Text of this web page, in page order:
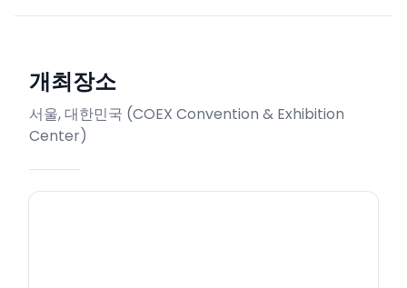
개최장소
서울, 대한민국 (COEX Convention & Exhibition
Center)